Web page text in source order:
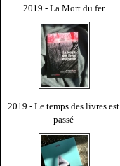
2019 - La Mort du fer
2019 - Le temps des livres est
passé